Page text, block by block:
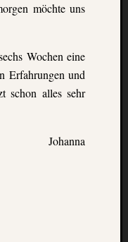
möchte uns
Wochen eine
Erfahrungen und
schon alles sehr
Johanna